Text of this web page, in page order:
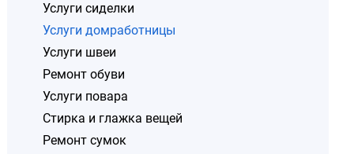
Услуги сиделки
Услуги домработницы
Услуги швеи
Ремонт обуви
Услуги повара
Стирка и глажка вещей
Ремонт сумок